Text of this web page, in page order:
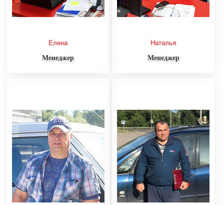
Елена
Менеджер
Наталья
Менеджер